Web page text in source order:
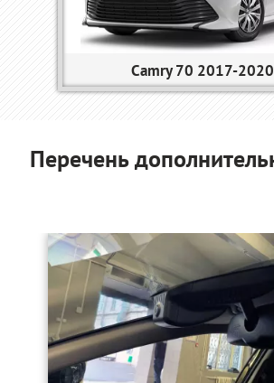
Camry 70 2017-2020
Перечень